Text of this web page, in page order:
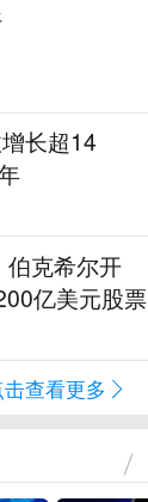
长超14
伯克希尔开
亿美元股票
击查看更多